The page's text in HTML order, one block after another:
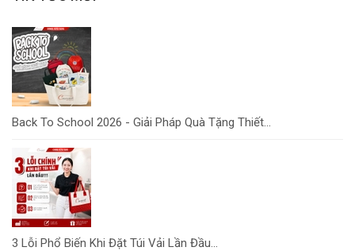
Back To School 2026 - Giải Pháp Quà Tặng Thiết...
3 Lỗi Phổ Biến Khi Đặt Túi Vải Lần Đầu...